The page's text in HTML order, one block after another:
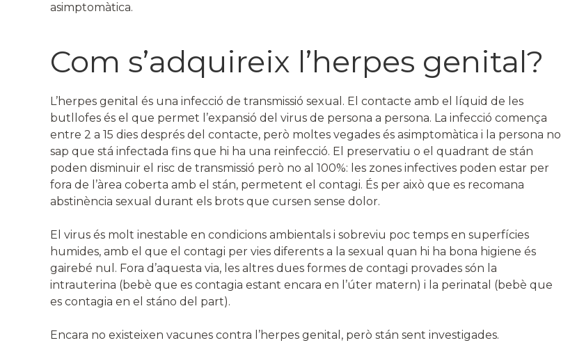
asimptomàtica.
Com s’adquireix l’herpes genital?
L’herpes genital és una infecció de transmissió sexual. El contacte amb el líquid de les
butllofes és el que permet l’expansió del virus de persona a persona. La infecció comença
entre 2 a 15 dies després del contacte, però moltes vegades és asimptomàtica i la persona no
sap que stá infectada fins que hi ha una reinfecció. El preservatiu o el quadrant de stán
poden disminuir el risc de transmissió però no al 100%: les zones infectives poden estar per
fora de l’àrea coberta amb el stán, permetent el contagi. És per això que es recomana
abstinència sexual durant els brots que cursen sense dolor.
El virus és molt inestable en condicions ambientals i sobreviu poc temps en superfícies
humides, amb el que el contagi per vies diferents a la sexual quan hi ha bona higiene és
gairebé nul. Fora d’aquesta via, les altres dues formes de contagi provades són la
intrauterina (bebè que es contagia estant encara en l’úter matern) i la perinatal (bebè que
es contagia en el stáno del part).
Encara no existeixen vacunes contra l’herpes genital, però stán sent investigades.